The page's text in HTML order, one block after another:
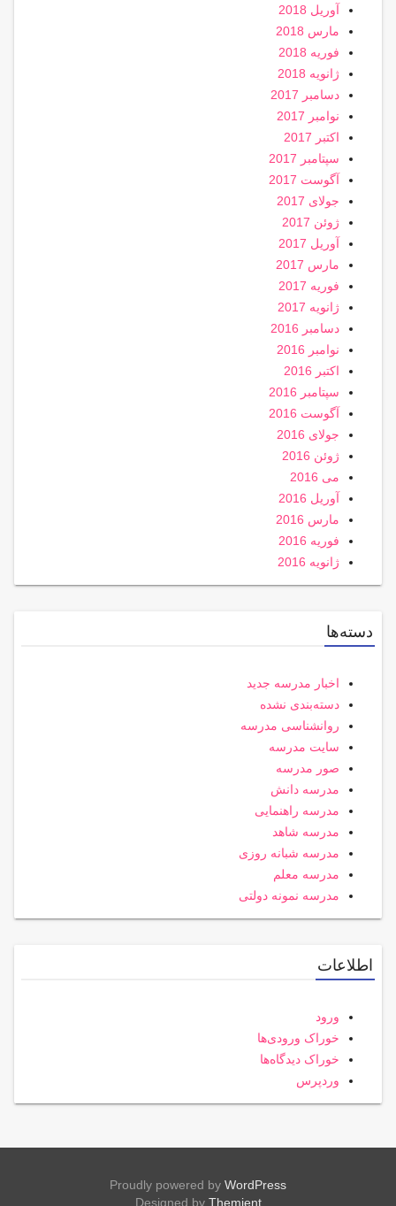
آوریل 2018
مارس 2018
فوریه 2018
ژانویه 2018
دسامبر 2017
نوامبر 2017
اکتبر 2017
سپتامبر 2017
آگوست 2017
جولای 2017
ژوئن 2017
آوریل 2017
مارس 2017
فوریه 2017
ژانویه 2017
دسامبر 2016
نوامبر 2016
اکتبر 2016
سپتامبر 2016
آگوست 2016
جولای 2016
ژوئن 2016
می 2016
آوریل 2016
مارس 2016
فوریه 2016
ژانویه 2016
دسته‌ها
اخبار مدرسه جدید
دسته‌بندی نشده
روانشناسی مدرسه
سایت مدرسه
صور مدرسه
مدرسه دانش
مدرسه راهنمایی
مدرسه شاهد
مدرسه شبانه روزی
مدرسه معلم
مدرسه نمونه دولتی
اطلاعات
ورود
خوراک ورودی‌ها
خوراک دیدگاه‌ها
وردپرس
Proudly powered by WordPress
Designed by Themient